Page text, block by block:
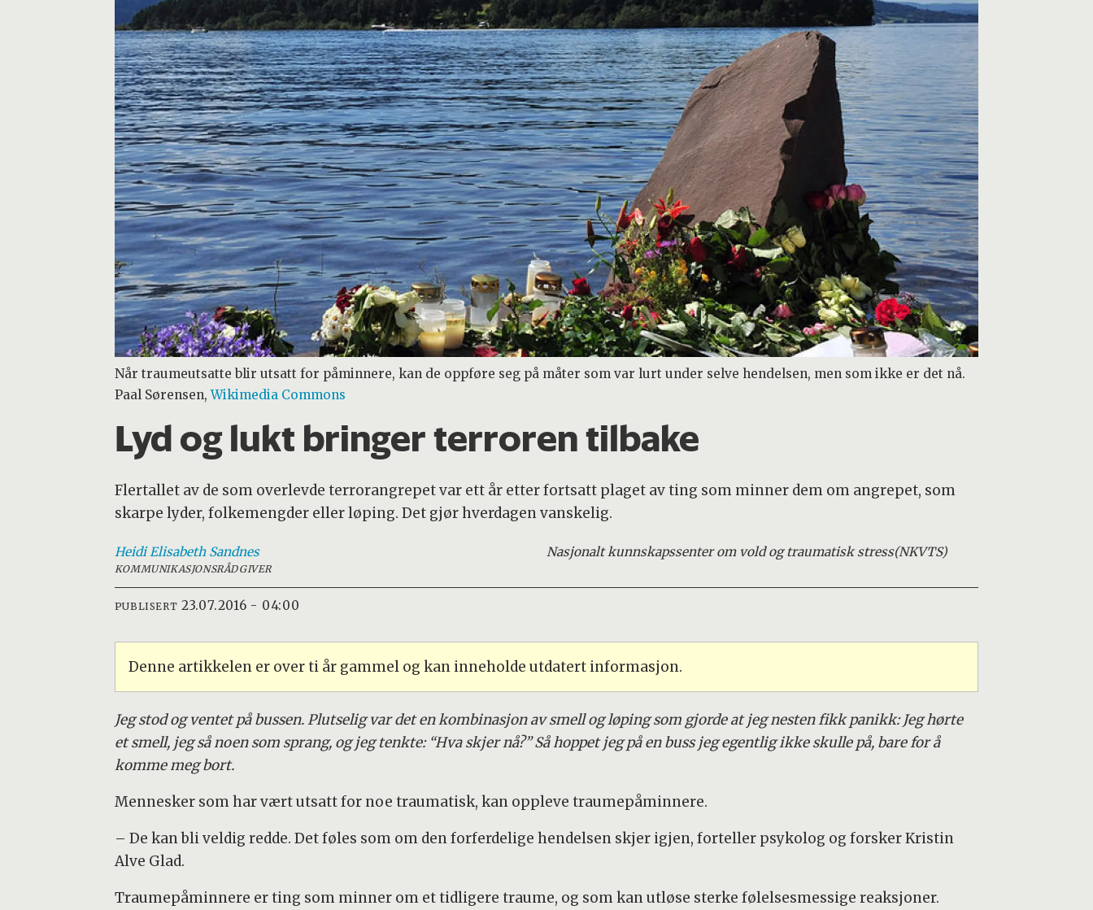
Når traumeutsatte blir utsatt for påminnere, kan de oppføre seg på måter som var lurt under selve hendelsen, men som ikke er det nå.
Paal Sørensen,Wikimedia Commons
Lyd og lukt bringer terroren tilbake
Flertallet av de som overlevde terrorangrepet var ett år etter fortsatt plaget av ting som minner dem om angrepet, som
skarpe lyder, folkemengder eller løping. Det gjør hverdagen vanskelig.
Heidi Elisabeth Sandnes
KOMMUNIKASJONSRÅDGIVER
Nasjonalt kunnskapssenter om vold og traumatisk stress(NKVTS)
PUBLISERT 23.07.2016 - 04:00
Denne artikkelen er over ti år gammel og kan inneholde utdatert informasjon.
Jeg stod og ventet på bussen. Plutselig var det en kombinasjon av smell og løping som gjorde at jeg nesten fikk panikk: Jeg hørte
et smell, jeg så noen som sprang, og jeg tenkte: “Hva skjer nå?” Så hoppet jeg på en buss jeg egentlig ikke skulle på, bare for å
komme meg bort.
Mennesker som har vært utsatt for noe traumatisk, kan oppleve traumepåminnere.
– De kan bli veldig redde. Det føles som om den forferdelige hendelsen skjer igjen, forteller psykolog og forsker Kristin
Alve Glad.
Traumepåminnere er ting som minner om et tidligere traume, og som kan utløse sterke følelsesmessige reaksjoner.